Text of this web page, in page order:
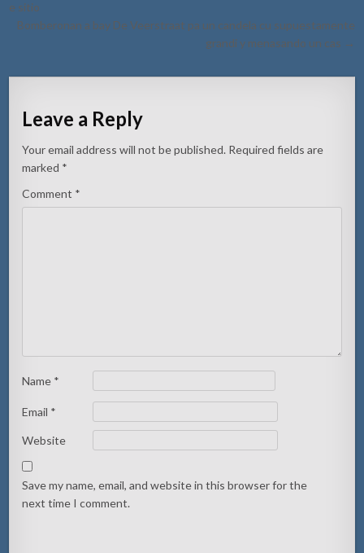
e sitio
Bomberonan a bay De Veerstraat pa un candela cu supuestamente
grandi y menasando un cas →
Leave a Reply
Your email address will not be published. Required fields are
marked *
Comment *
Name *
Email *
Website
Save my name, email, and website in this browser for the
next time I comment.